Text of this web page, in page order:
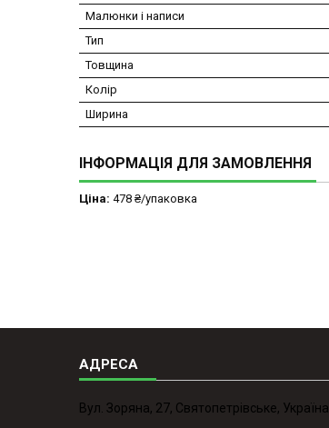
Малюнки і написи
Тип
Товщина
Колір
Ширина
ІНФОРМАЦІЯ ДЛЯ ЗАМОВЛЕННЯ
Ціна: 478 ₴/упаковка
Вул. Зоряна, 27, Святопетрівське, Україна